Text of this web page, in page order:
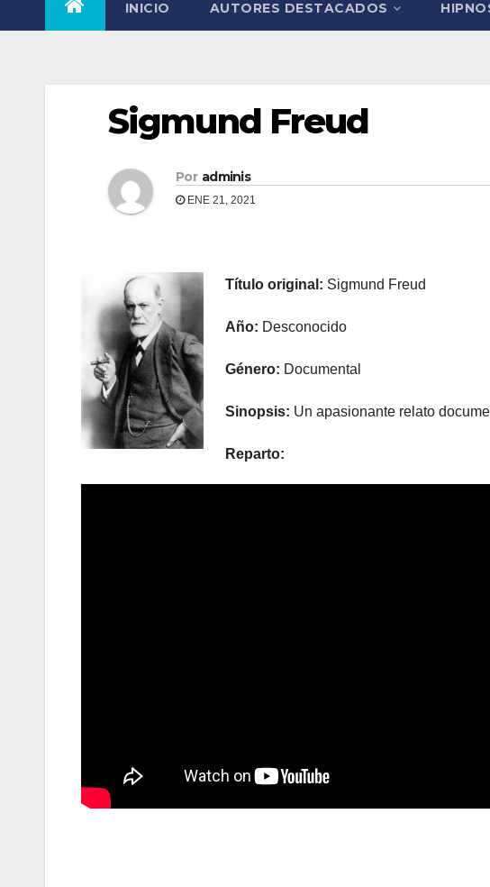
INICIO AUTORES DESTACADOS
Sigmund Freud
Por adminis
ENE 21, 2021
Título original: Sigmund Freud
Año: Desconocido
Género: Documental
Sinopsis: Un apasionante relato
Reparto: